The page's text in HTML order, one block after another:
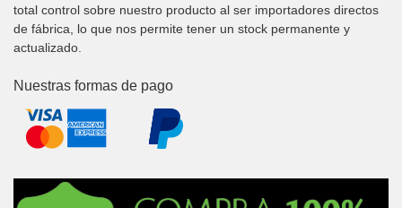
total control sobre nuestro producto al ser importadores directos
de fábrica, lo que nos permite tener un stock permanente y
actualizado.
Nuestras formas de pago